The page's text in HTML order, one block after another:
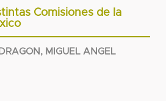
Comisiones de la
MIGUEL ANGEL